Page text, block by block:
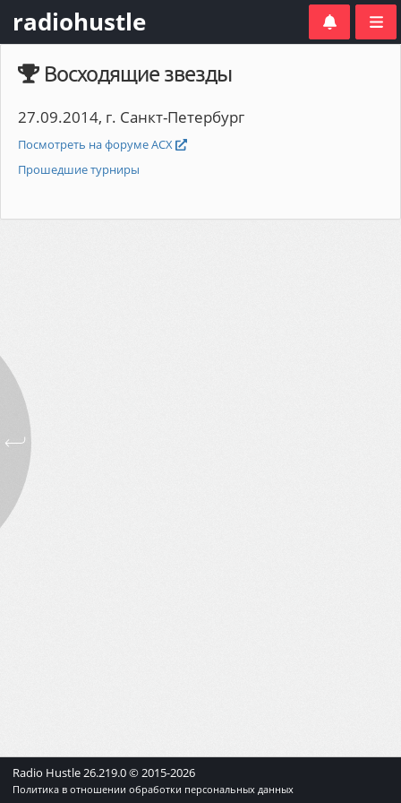
radiohustle
Восходящие звезды
27.09.2014, г. Санкт-Петербург
Посмотреть на форуме АСХ
Прошедшие турниры
Radio Hustle26.219.0© 2015-2026
Политика в отношении обработки персональных данных